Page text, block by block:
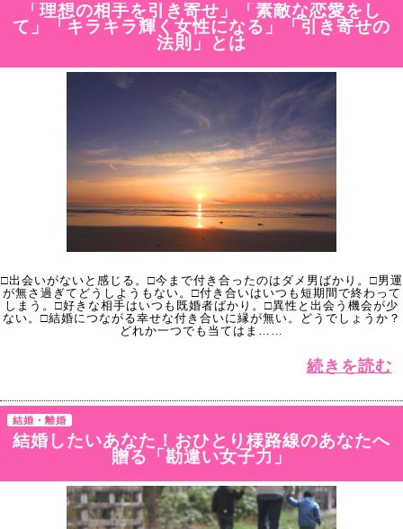
「理想の相手を引き寄せ」「素敵な恋愛をし
て」「キラキラ輝く女性になる」「引き寄せの
法則」とは
□出会いがないと感じる。□今まで付き合ったのはダメ男ばかり。□男運
が無さ過ぎてどうしようもない。□付き合いはいつも短期間で終わって
しまう。□好きな相手はいつも既婚者ばかり。□異性と出会う機会が少
ない。□結婚につながる幸せな付き合いに縁が無い。どうでしょうか？
どれか一つでも当てはま……
続きを読む
結婚・離婚
結婚したいあなた！おひとり様路線のあなたへ
贈る「勘違い女子力」